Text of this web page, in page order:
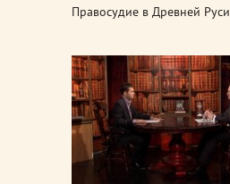
Правосудие в Древней Руси